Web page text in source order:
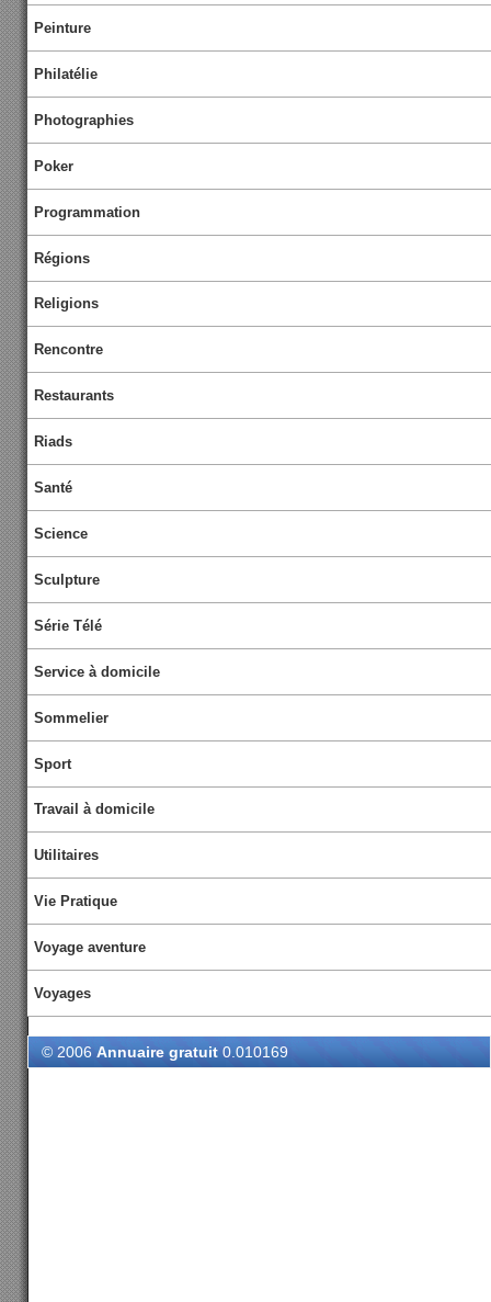
Peinture
Philatélie
Photographies
Poker
Programmation
Régions
Religions
Rencontre
Restaurants
Riads
Santé
Science
Sculpture
Série Télé
Service à domicile
Sommelier
Sport
Travail à domicile
Utilitaires
Vie Pratique
Voyage aventure
Voyages
© 2006 Annuaire gratuit 0.010169